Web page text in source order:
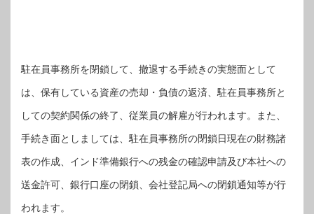
駐在員事務所を閉鎖して、撤退する手続きの実態面として
は、保有している資産の売却・負債の返済、駐在員事務所と
しての契約関係の終了、従業員の解雇が行われます。また、
手続き面としましては、駐在員事務所の閉鎖日現在の財務諸
表の作成、インド準備銀行への残金の確認申請及び本社への
送金許可、銀行口座の閉鎖、会社登記局への閉鎖通知等が行
われます。